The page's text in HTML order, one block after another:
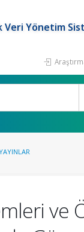
Veri Yönetim
ve